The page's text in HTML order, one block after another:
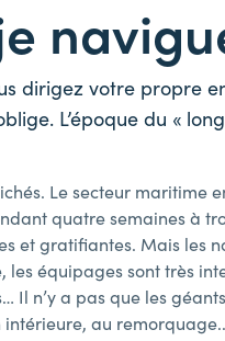
dirigez votre propre
L’époque du «
Le secteur maritime
quatre semaines à
et gratifiantes. Mais les
les équipages sont très
Il n’y a pas que les
au